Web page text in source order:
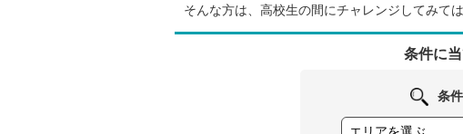
東海そんな方は、高校生の間にチャレンジしてみて
条件に
条